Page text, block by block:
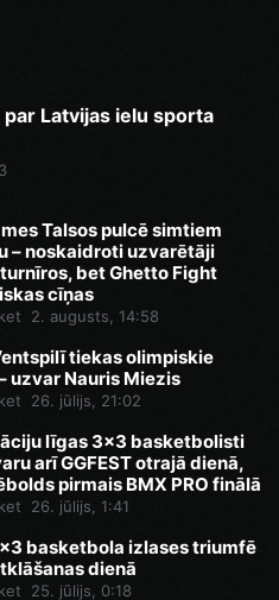
Latvijas ielu sporta
Talsos pulcē simtiem
– noskaidroti uzvarētāji
bet Ghetto Fight
cīņas
2. augusts, 14:58
tiekas olimpiskie
uzvar Nauris Miezis
26. jūlijs, 21:02
līgas 3x3 basketbolisti
arī GGFEST otrajā dienā,
pirmais BMX PRO finālā
26. jūlijs, 1:41
basketbola izlases triumfē
dienā
25. jūlijs, 0:18